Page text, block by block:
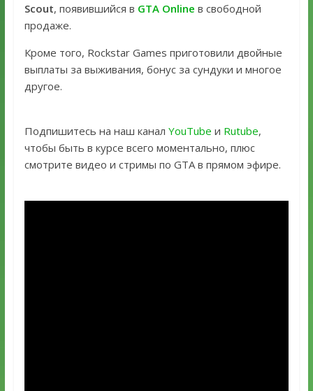
Scout, появившийся в GTA Online в свободной
продаже.
Кроме того, Rockstar Games приготовили двойные
выплаты за выживания, бонус за сундуки и многое
другое.
Подпишитесь на наш канал YouTube и Rutube,
чтобы быть в курсе всего моментально, плюс
смотрите видео и стримы по GTA в прямом эфире.